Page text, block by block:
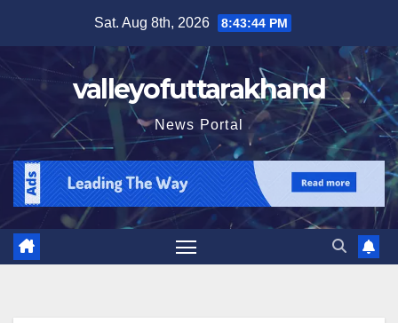
content
Sat. Aug 8th, 2026 8:43:45 PM
valleyofuttarakhand
News Portal